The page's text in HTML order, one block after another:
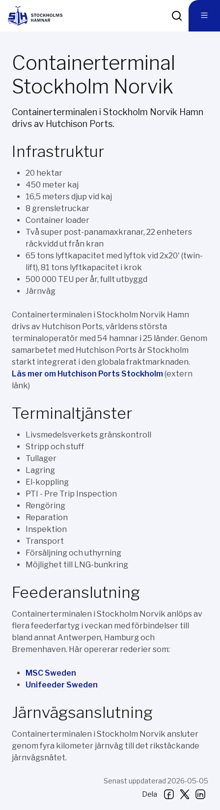
Containerterminal
Stockholm Norvik
Containerterminalen i Stockholm Norvik Hamn
drivs av Hutchison Ports.
Infrastruktur
20 hektar
450 meter kaj
16,5 meters djup vid kaj
8 grensletruckar
Container loader
Två super post-panamaxkranar, 22 enheters
räckvidd ut från kran
65 tons lyftkapacitet med lyftok vid 2x20' (twin-
lift), 81 tons lyftkapacitet i krok
500 000 TEU per år, fullt utbyggd
Järnväg
Containerterminalen i Stockholm Norvik Hamn
drivs av Hutchison Ports, världens största
terminaloperatör med 54 hamnar i 25 länder. Genom
samarbetet med Hutchison Ports är Stockholm
starkt integrerat i den globala fraktmarknaden.
Läs mer om Hutchison Ports Stockholm(extern
länk)
Terminaltjänster
Livsmedelsverkets gränskontroll
Stripp och stuff
Tullager
Lagring
El-koppling
PTI - Pre Trip Inspection
Rengöring
Reparation
Inspektion
Transport
Försäljning och uthyrning
Möjlighet till LNG-bunkring
Feederanslutning
Containerterminalen i Stockholm Norvik anlöps av
flera feederfartyg i veckan med förbindelser till
bland annat Antwerpen, Hamburg och
Bremenhaven. Här opererar rederier som:
MSC Sweden
Unifeeder Sweden
Järnvägsanslutning
Containerterminalen i Stockholm Norvik ansluter
genom fyra kilometer järnväg till det rikstäckande
järnvägsnätet.
Senast uppdaterad 2026-05-05
Dela